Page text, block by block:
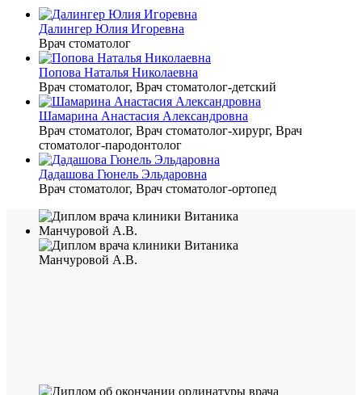
Далингер Юлия Игоревна
Врач стоматолог
Попова Наталья Николаевна
Врач стоматолог, Врач стоматолог-детский
Шамарина Анастасия Александровна
Врач стоматолог, Врач стоматолог-хирург, Врач
стоматолог-пародонтолог
Дадашова Гюнель Эльдаровна
Врач стоматолог, Врач стоматолог-ортопед